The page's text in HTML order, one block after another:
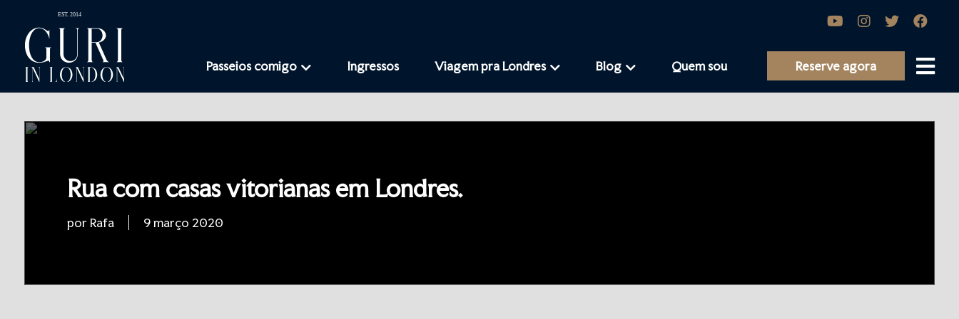
Passeios comigo Ingressos Viagem pra Londres Blog Quem sou Reserve agora
Rua com casas vitorianas em Londres.
por Rafa 9 março 2020